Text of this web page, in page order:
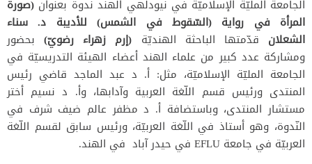
الجامعة المليّة الإسلاميّة في نيودلهي الهند ندوة بعنوان (صورة
المرأة في رواية (السّقوط في الشمس) للأديبة د. سناء
الشعلان قدّمتها الباحثة الهنديّة (إرم زهراء رضويّ)بحضور
ومشاركة عدد كبير من علماء الهند أعضاء الهيئة التدريسيّة في
الجامعة المليّة الإسلاميّة، مثل: أ. د عبد الماجد قاضي رئيس
المنتدى ورئيس قسم اللّغة العربية وآدابها، وأ. د نسيم أختر
مستشار المنتدى، وباستضافة أ. د مظفر عالم ضيف شرف في
النّدوة، وهو أستاذ في اللّغة العربيّة، ورئيس سابق لقسم اللّغة
العربيّة في جامعة EFLU في حيدر آباد في الهند.